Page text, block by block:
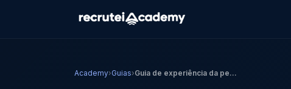
Academy›Guias›Guia de experiência da pe...